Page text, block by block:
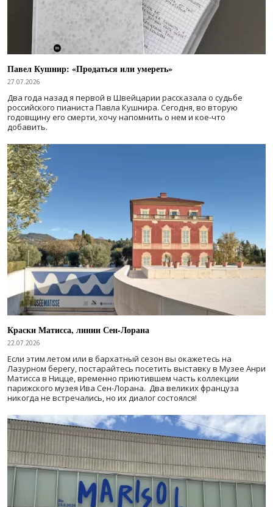
Павел Кушнир: «Продаться или умереть»
27.07.2026
Два года назад я первой в Швейцарии рассказала о судьбе
российского пианиста Павла Кушнира. Сегодня, во вторую
годовщину его смерти, хочу напомнить о нем и кое-что
добавить.
Краски Матисса, линии Сен-Лорана
22.07.2026
Если этим летом или в бархатный сезон вы окажетесь на
Лазурном берегу, постарайтесь посетить выставку в Музее Анри
Матисса в Ницце, временно приютившем часть коллекции
парижского музея Ива Сен-Лорана. Два великих француза
никогда не встречались, но их диалог состоялся!